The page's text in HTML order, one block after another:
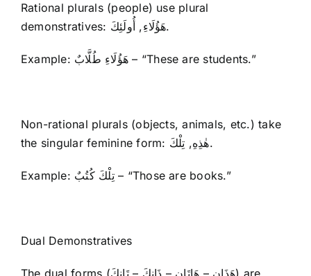
Rational plurals (people) use plural
demonstratives: هَؤُلَاءِ, أُولَئِكَ.
Example: هَؤُلَاءِ طُلَّابٌ – “These are students.”
Non-rational plurals (objects, animals, etc.) take
the singular feminine form: هٰذِهِ, تِلْكَ.
Example: تِلْكَ كُتُبٌ – “Those are books.”
Dual Demonstratives